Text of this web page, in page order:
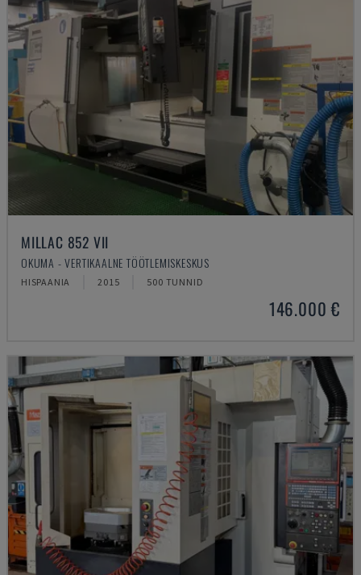
MILLAC 852 VII
OKUMA - VERTIKAALNE TÖÖTLEMISKESKUS
HISPAANIA 2015 500 TUNNID
146.000 €